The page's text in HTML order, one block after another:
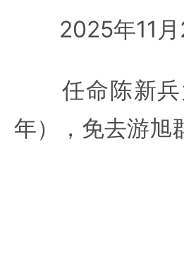
2025年11月
任命陈新兵
年），免去游旭